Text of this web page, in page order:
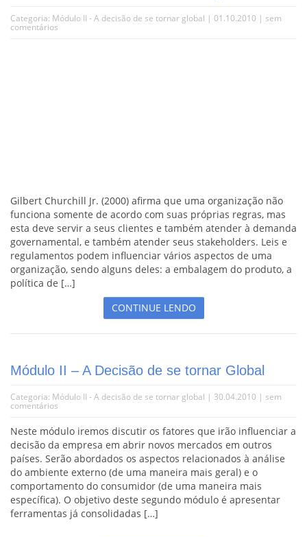
Categoria: Módulo II - A decisão de se tornar global | 01.10.2010 | sem
comentários
Gilbert Churchill Jr. (2000) afirma que uma organização não
funciona somente de acordo com suas próprias regras, mas
esta deve servir a seus clientes e também atender à demanda
governamental, e também atender seus stakeholders. Leis e
regulamentos podem influenciar vários aspectos de uma
organização, sendo alguns deles: a embalagem do produto, a
política de […]
CONTINUE LENDO
Módulo II – A Decisão de se tornar Global
Categoria: Módulo II - A decisão de se tornar global | 30.04.2010 | sem
comentários
Neste módulo iremos discutir os fatores que irão influenciar a
decisão da empresa em abrir novos mercados em outros
países. Serão abordados os aspectos relacionados à análise
do ambiente externo (de uma maneira mais geral) e o
comportamento do consumidor (de uma maneira mais
específica). O objetivo deste segundo módulo é apresentar
ferramentas já consolidadas […]